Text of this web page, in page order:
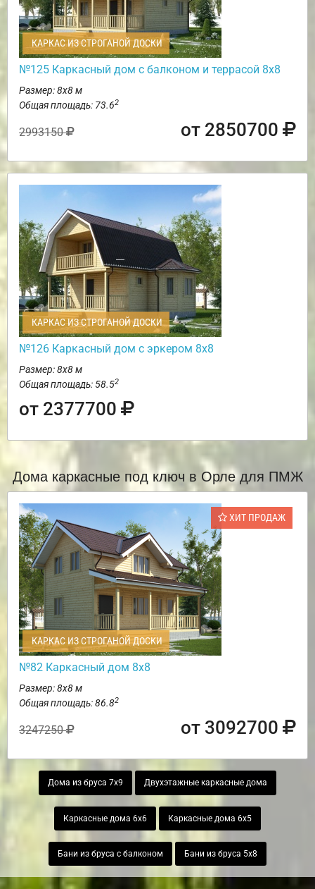
КАРКАС ИЗ СТРОГАНОЙ ДОСКИ
№125 Каркасный дом с балконом и террасой 8х8
Размер: 8х8 м
Общая площадь: 73.62
2993150 от 2850700
КАРКАС ИЗ СТРОГАНОЙ ДОСКИ
№126 Каркасный дом с эркером 8х8
Размер: 8х8 м
Общая площадь: 58.52
от 2377700
Дома каркасные под ключ в Орле для ПМЖ
ХИТ ПРОДАЖ
КАРКАС ИЗ СТРОГАНОЙ ДОСКИ
№82 Каркасный дом 8х8
Размер: 8х8 м
Общая площадь: 86.82
3247250 от 3092700
Дома из бруса 7х9 Двухэтажные каркасные дома
Каркасные дома 6х6 Каркасные дома 6х5
Бани из бруса с балконом Бани из бруса 5х8